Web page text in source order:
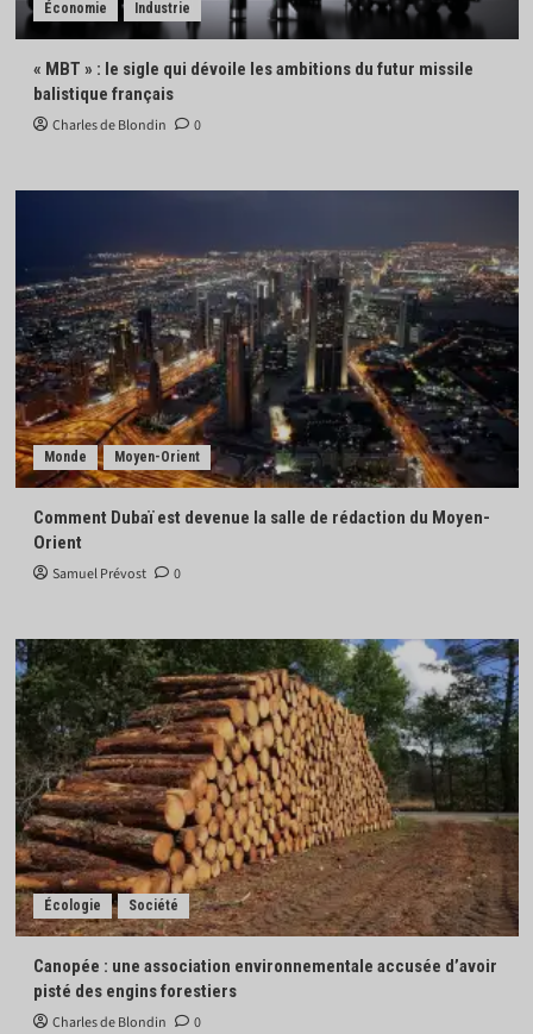
Économie Industrie
« MBT » : le sigle qui dévoile les ambitions du futur missile
balistique français
Charles de Blondin 0
Monde Moyen-Orient
Comment Dubaï est devenue la salle de rédaction du Moyen-
Orient
Samuel Prévost 0
Écologie Société
Canopée : une association environnementale accusée d’avoir
pisté des engins forestiers
Charles de Blondin 0